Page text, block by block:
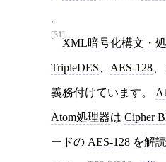
。
[31]
XML暗号化構文・
TripleDES AES-128
義務付けています。
Atom処理器は Cipher
ードの AES-128 を解読